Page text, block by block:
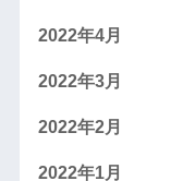
2022年4月
2022年3月
2022年2月
2022年1月